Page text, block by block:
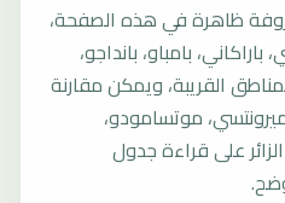
ظاهرة في هذه الصفحة،
بامباو، بانداجو،
القريبة، ويمكن مقارنة
موتسامودو،
على قراءة جدول